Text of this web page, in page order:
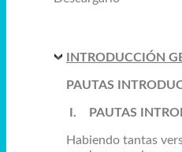
INTRODUCCIÓN
PAUTAS
I. PAUTAS
Habiendo tantas